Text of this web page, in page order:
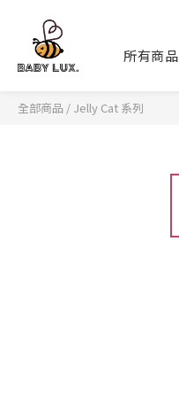
所有商品
全部商品 / Jelly Cat 系列